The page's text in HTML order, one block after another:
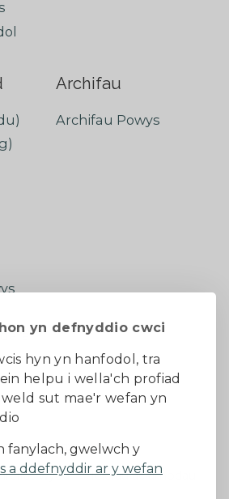
yn defnyddio cwci
hyn yn hanfodol, tra
helpu i wella'ch profiad
sut mae'r wefan yn
fanylach, gwelwch y
a ddefnyddir ar y wefan
Archifau
Archifau Powys
Hygyrchedd
Telerau ac amodau